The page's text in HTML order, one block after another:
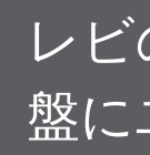
レ
盤